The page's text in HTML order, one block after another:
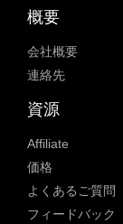
概要
会社概要
連絡先
資源
Affiliate
価格
よくあるご質問
フィードバック